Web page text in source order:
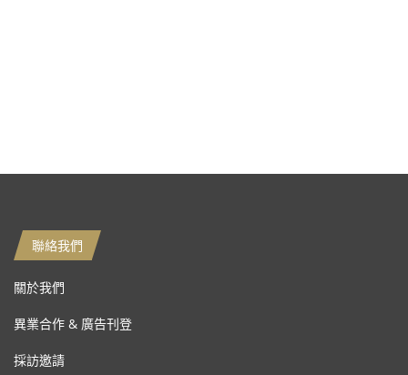
聯絡我們
關於我們
異業合作 & 廣告刊登
採訪邀請